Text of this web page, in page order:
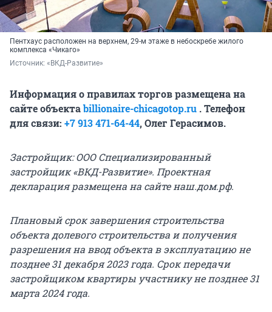
Пентхаус расположен на верхнем, 29-м этаже в небоскребе жилого
комплекса «Чикаго»
Источник: «ВКД-Развитие»
Информация о правилах торгов размещена на
сайте объектаbillionaire-chicagotop.ru . Телефон
для связи: +7 913 471-64-44,Олег Герасимов.
Застройщик: ООО Специализированный
застройщик «ВКД-Развитие». Проектная
декларация размещена на сайте наш.дом.рф.
Плановый срок завершения строительства
объекта долевого строительства и получения
разрешения на ввод объекта в эксплуатацию не
позднее 31 декабря 2023 года. Срок передачи
застройщиком квартиры участнику не позднее 31
марта 2024 года.